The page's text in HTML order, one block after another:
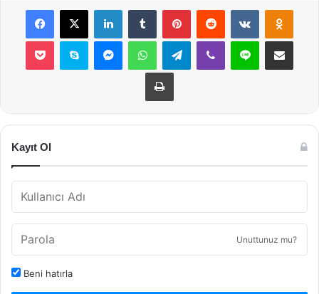
Facebook
X LinkedInTumblr PinterestReddit VKontakte
Pocket Skype MessengerWhatsAppTelegramViber Line E-Posta ile
Yazdır
Kayıt Ol
Unuttunuz mu?
Beni hatırla